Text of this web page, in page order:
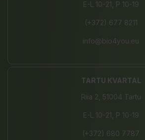
E-L 10-21, P 10-19
(+372) 677 8211
info@bio4you.eu
TARTU KVARTAL
Riia 2, 51004 Tartu
E-L 10-21, P 10-19
(+372) 680 7787